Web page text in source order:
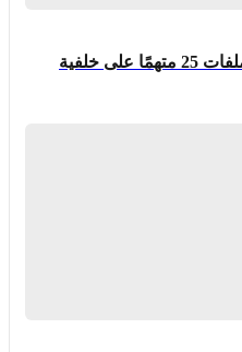
ابتدائية تطوان تباشر النظر في ملفات 25 متهمًا على خلفية